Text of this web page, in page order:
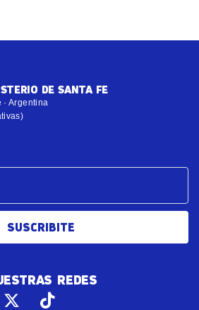
DE SANTA FE
Argentina
SUSCRIBITE
REDES